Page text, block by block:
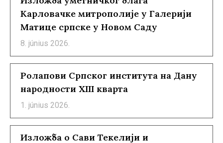
Карловачке митрополије у Галерији
Матице српске у Новом Саду
8. június 2026.
Ролапови Српског института на Дану
народности XIII кварта
1. június 2026.
Изложба о Сави Текелији и